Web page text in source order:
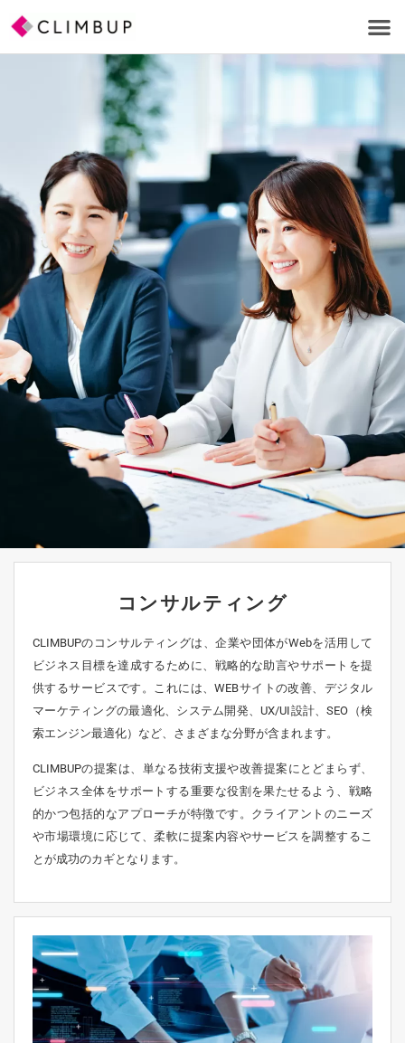
コンサルティング
CLIMBUPのコンサルティングは、企業や団体がWebを活用して
ビジネス目標を達成するために、戦略的な助言やサポートを提
供するサービスです。これには、WEBサイトの改善、デジタル
マーケティングの最適化、システム開発、UX/UI設計、SEO（検
索エンジン最適化）など、さまざまな分野が含まれます。
CLIMBUPの提案は、単なる技術支援や改善提案にとどまらず、
ビジネス全体をサポートする重要な役割を果たせるよう、戦略
的かつ包括的なアプローチが特徴です。クライアントのニーズ
や市場環境に応じて、柔軟に提案内容やサービスを調整するこ
とが成功のカギとなります。